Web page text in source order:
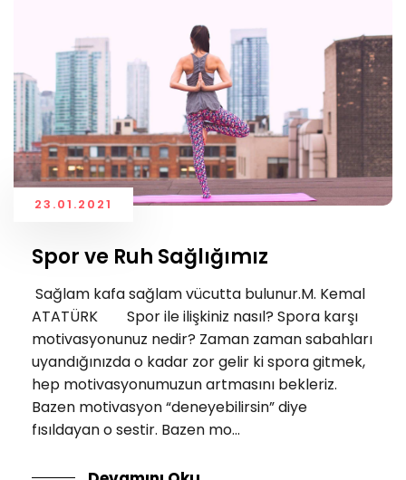
23.01.2021
Spor ve Ruh Sağlığımız
Sağlam kafa sağlam vücutta bulunur.M. Kemal
ATATÜRK Spor ile ilişkiniz nasıl? Spora karşı
motivasyonunuz nedir? Zaman zaman sabahları
uyandığınızda o kadar zor gelir ki spora gitmek,
hep motivasyonumuzun artmasını bekleriz.
Bazen motivasyon “deneyebilirsin” diye
fısıldayan o sestir. Bazen mo...